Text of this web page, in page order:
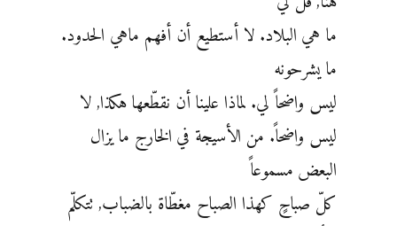
ما هي البلاد. لا أستطيع أن أفهم ماهي الحدود.
ما يشرحونه
ليس واضحاً لي. لماذا علينا أن نقطّعها هكذا, لا
ليس واضحاً. من الأسيجة في الخارج ما يزال
البعض مسموعاً
كلّ صباحٍ كهذا الصباح مغطّاة بالضباب, تتكلّم